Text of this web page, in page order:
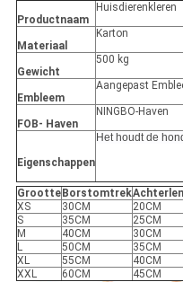
Productnaam
Huisdierenkleren
Materiaal
Karton
Gewicht
500 kg
Embleem
Aangepast
FOB- Haven
NINGBO-Haven
Eigenschappen
Het houdt de
Grootte Borstomtrek
XS
30CM 20CM
S
35CM 25CM
M
40CM 30CM
L
50CM 35CM
XL
55CM 40CM
XXL
60CM 45CM